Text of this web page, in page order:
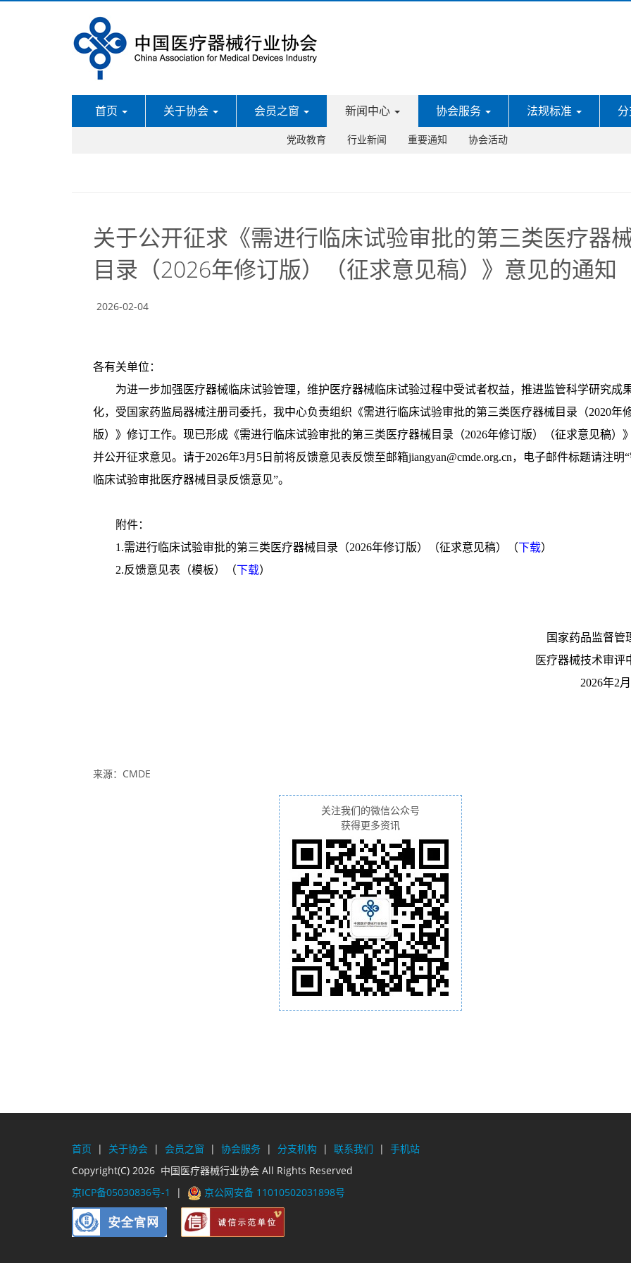
首页 关于协会 会员之窗 新闻中心
党政教育 行业新闻 重要通知 协会活动
协会服务 法规标准
关于公开征求《需进行临床试验审批的第三类医疗器
目录（2026年修订版）（征求意见稿）》意见的通知
2026-02-04
各有关单位：
为进一步加强医疗器械临床试验管理，维护医疗器械临床试验过程中受试者权益，推进监管科学研究成
化，受国家药监局器械注册司委托，我中心负责组织《需进行临床试验审批的第三类医疗器械目录（2020年
版）》修订工作。现已形成《需进行临床试验审批的第三类医疗器械目录（2026年修订版）（征求意见稿）》
并公开征求意见。请于2026年3月5日前将反馈意见表反馈至邮箱jiangyan@cmde.org.cn，电子邮件标题请注明
临床试验审批医疗器械目录反馈意见”。
附件：
1.需进行临床试验审批的第三类医疗器械目录（2026年修订版）（征求意见稿）（下载）
2.反馈意见表（模板）（下载）
国家药品监督管
医疗器械技术审评
2026年2
来源：CMDE
关注我们的微信公众号
获得更多资讯
首页 | 关于协会 | 会员之窗 | 协会服务 | 分支机构 | 联系我们 | 手机站
Copyright(C) 2026 中国医疗器械行业协会 All Rights Reserved
京ICP备05030836号-1
| 京公网安备 11010502031898号